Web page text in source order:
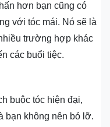
hơn bạn cũng có
với tóc mái. Nó sẽ là
trường hợp khác
các buổi tiệc.
buộc tóc hiện đại,
bạn không nên bỏ lỡ.